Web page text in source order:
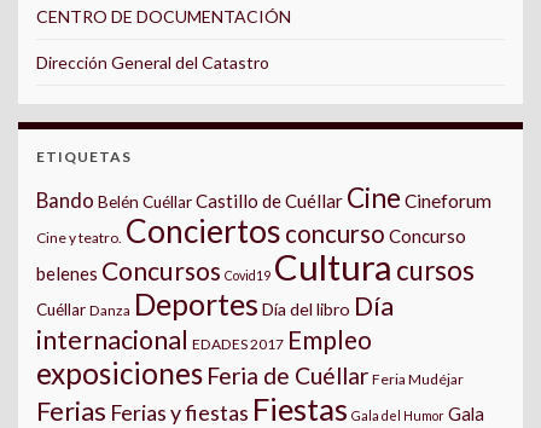
CENTRO DE DOCUMENTACIÓN
Dirección General del Catastro
ETIQUETAS
Bando Belén CuéllarCastillo de Cuéllar Cine Cineforum
Cine y teatro. Conciertos concurso Concurso
belenes Concursos Covid19 Cultura cursos
Cuéllar Danza Deportes Día del libro Día
internacional EDADES 2017 Empleo
exposiciones Feria de Cuéllar Feria Mudéjar
Ferias Ferias y fiestas Fiestas Gala del Humor Gala